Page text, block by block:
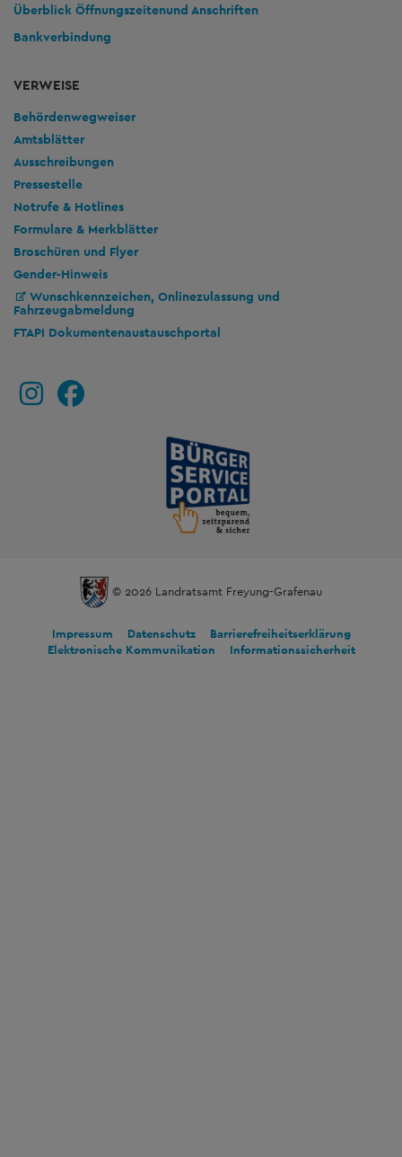
Überblick Öffnungszeitenund Anschriften
Bankverbindung
VERWEISE
Behördenwegweiser
Amtsblätter
Ausschreibungen
Pressestelle
Notrufe & Hotlines
Formulare & Merkblätter
Broschüren und Flyer
Gender-Hinweis
Wunschkennzeichen, Onlinezulassung und
Fahrzeugabmeldung
FTAPI Dokumentenaustauschportal
© 2026 Landratsamt Freyung-Grafenau
Impressum Datenschutz
Barrierefreiheitserklärung
Elektronische Kommunikation
Informationssicherheit